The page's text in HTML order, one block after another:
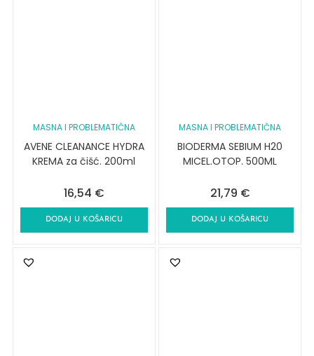
MASNA I PROBLEMATIČNA
AVENE CLEANANCE HYDRA
KREMA za čišć. 200ml
16,54 €
DODAJ U KOŠARICU
MASNA I PROBLEMATIČNA
BIODERMA SEBIUM H20
MICEL.OTOP. 500ML
21,79 €
DODAJ U KOŠARICU